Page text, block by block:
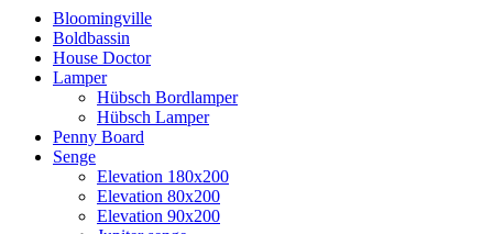
Bloomingville
Boldbassin
House Doctor
Lamper
Hübsch Bordlamper
Hübsch Lamper
Penny Board
Senge
Elevation 180x200
Elevation 80x200
Elevation 90x200